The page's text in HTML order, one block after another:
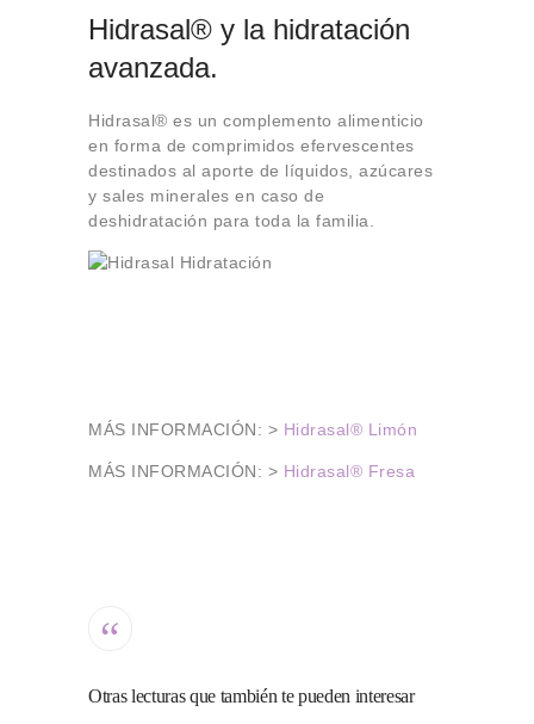
Hidrasal® y la hidratación
avanzada.
Hidrasal® es un complemento alimenticio
en forma de comprimidos efervescentes
destinados al aporte de líquidos, azúcares
y sales minerales en caso de
deshidratación para toda la familia.
MÁS INFORMACIÓN: > Hidrasal® Limón
MÁS INFORMACIÓN: > Hidrasal® Fresa
Otras lecturas que también te pueden interesar